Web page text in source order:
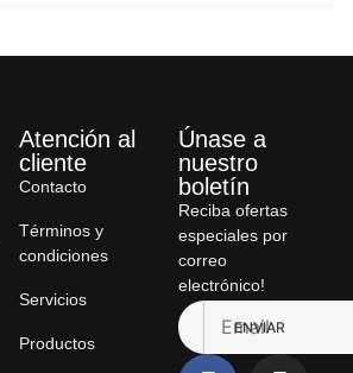
Atención al
cliente
Contacto
Términos y
condiciones
Servicios
Productos
Únase a
nuestro
boletín
Reciba ofertas
especiales por
correo
electrónico!
ENVIAR